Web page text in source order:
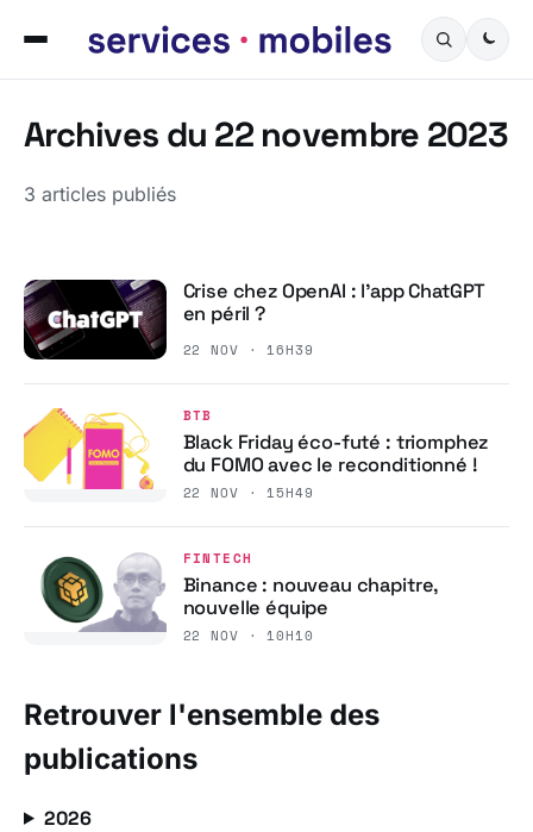
Archives du 22 novembre 2023
3 articles publiés
Crise chez OpenAI : l’app ChatGPT
en péril ?
22 NOV · 16H39
BTB
Black Friday éco-futé : triomphez
du FOMO avec le reconditionné !
22 NOV · 15H49
FINTECH
Binance : nouveau chapitre,
nouvelle équipe
22 NOV · 10H10
Retrouver l'ensemble des
publications
2026